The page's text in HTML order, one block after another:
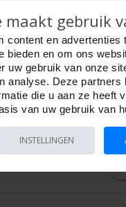
maakt gebruik
content en advertenties
bieden en om ons
uw gebruik van onze
analyse. Deze partners
die u aan ze heeft
van uw gebruik van
INSTELLINGEN